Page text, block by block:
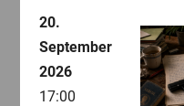
20.
September
2026
17:00